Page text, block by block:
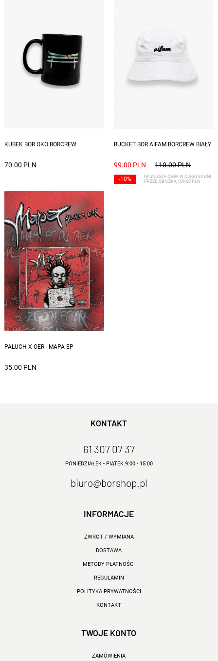
KUBEK BOR OKO BORCREW
70.00 PLN
BUCKET BOR AIFAM BORCREW BIAŁY
99.00 PLN 110.00 PLN
-10%
NAJNIŻSZA CENA W CIĄGU 30 DNI
PRZED OBNIŻKĄ 109.00 PLN
PALUCH X OER - MAPA EP
35.00 PLN
KONTAKT
61 307 07 37
PONIEDZIAŁEK - PIĄTEK 9:00 - 15:00
biuro@borshop.pl
INFORMACJE
ZWROT / WYMIANA
DOSTAWA
METODY PŁATNOŚCI
REGULAMIN
POLITYKA PRYWATNOŚCI
KONTAKT
TWOJE KONTO
ZAMÓWIENIA